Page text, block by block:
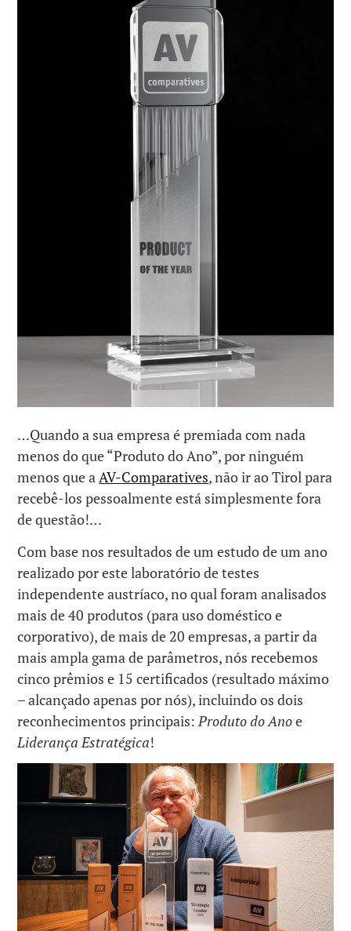
…Quando a sua empresa é premiada com nada
menos do que “Produto do Ano”, por ninguém
menos que aAV-Comparatives, não ir ao Tirol para
recebê-los pessoalmente está simplesmente fora
de questão!…
Com base nos resultados de um estudo de um ano
realizado por este laboratório de testes
independente austríaco, no qual foram analisados ​​
mais de 40 produtos (para uso doméstico e
corporativo), de mais de 20 empresas, a partir da
mais ampla gama de parâmetros, nós recebemos
cinco prêmios e 15 certificados (resultado máximo
– alcançado apenas por nós), incluindo os dois
reconhecimentos principais: Produto do Anoe
Liderança Estratégica!